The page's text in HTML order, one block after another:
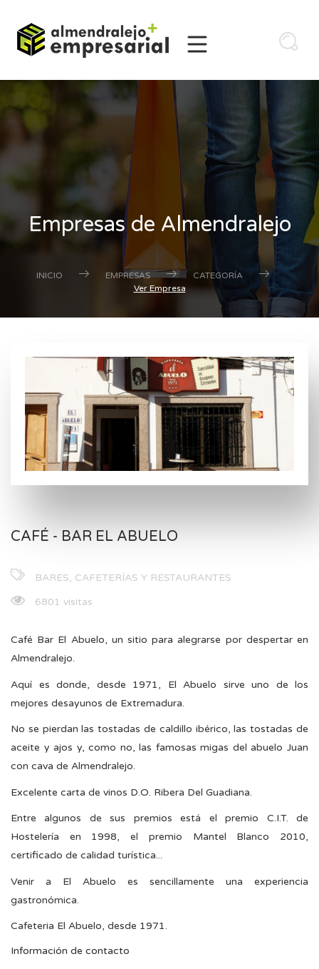
Empresas de Almendralejo
INICIO EMPRESAS
CATEGORÍA
Ver Empresa
CAFÉ - BAR EL ABUELO
BARES, CAFETERÍAS Y RESTAURANTES
6801 visitas
Café Bar El Abuelo, un sitio para alegrarse por despertar en
Almendralejo.
Aquí es donde, desde 1971, El Abuelo sirve uno de los
mejores desayunos de Extremadura.
No se pierdan las tostadas de caldillo ibérico, las tostadas de
aceite y ajos y, como no, las famosas migas del abuelo Juan
con cava de Almendralejo.
Excelente carta de vinos D.O. Ribera Del Guadiana.
Entre algunos de sus premios está el premio C.I.T. de
Hostelería en 1998, el premio Mantel Blanco 2010,
certificado de calidad turística...
Venir a El Abuelo es sencillamente una experiencia
gastronómica.
Cafeteria El Abuelo, desde 1971.
Información de contacto